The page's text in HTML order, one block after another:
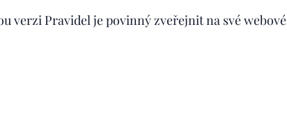
verzi Pravidel je povinný zveřejnit na své webové